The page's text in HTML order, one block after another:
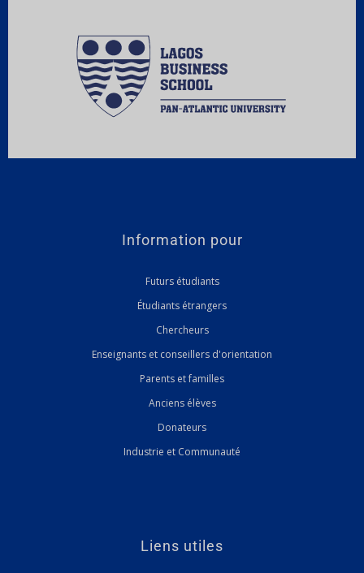
Information pour
Futurs étudiants
Étudiants étrangers
Chercheurs
Enseignants et conseillers d'orientation
Parents et familles
Anciens élèves
Donateurs
Industrie et Communauté
Liens utiles